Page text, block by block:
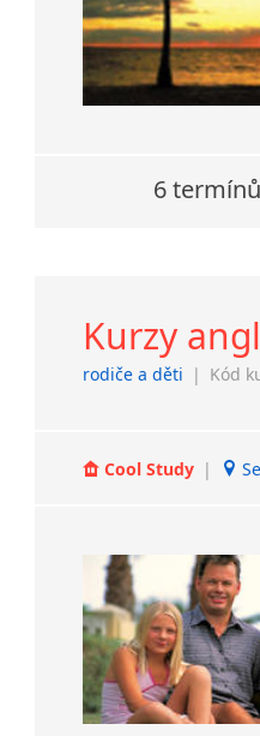
6 termínů
Kurzy
rodiče a děti | Kód
Cool Study |